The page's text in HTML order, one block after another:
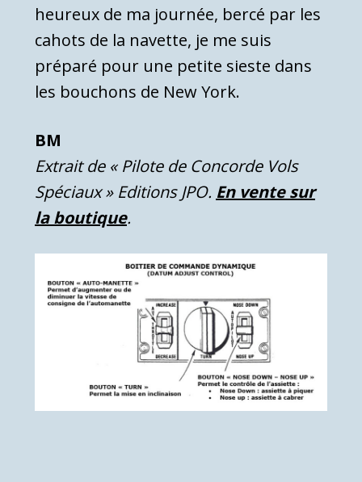
heureux de ma journée, bercé par les
cahots de la navette, je me suis
préparé pour une petite sieste dans
les bouchons de New York.
BM
Extrait de « Pilote de Concorde Vols
Spéciaux » Editions JPO. En vente sur
la boutique.